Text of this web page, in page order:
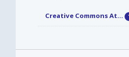
Creative Commons At...